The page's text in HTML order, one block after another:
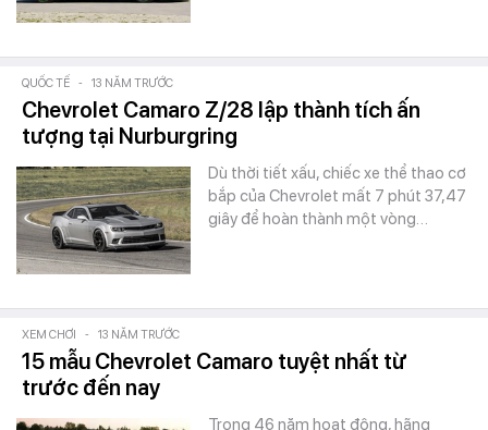
QUỐC TẾ - 13 NĂM TRƯỚC
Chevrolet Camaro Z/28 lập thành tích ấn
tượng tại Nurburgring
Dù thời tiết xấu, chiếc xe thể thao cơ
bắp của Chevrolet mất 7 phút 37,47
giây để hoàn thành một vòng…
XEM CHƠI - 13 NĂM TRƯỚC
15 mẫu Chevrolet Camaro tuyệt nhất từ
trước đến nay
Trong 46 năm hoạt động, hãng